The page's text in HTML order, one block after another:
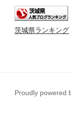
茨城県ランキング
Proudly powered